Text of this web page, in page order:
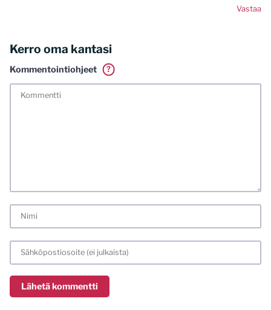
Vastaa
Kerro oma kantasi
Kommentointiohjeet
?
meiliosoitteen. Minua ja mielipiteitäni saa ilman muuta